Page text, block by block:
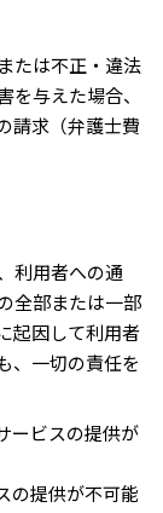
たは不正・違法
与えた場合、
請求（弁護士費
利用者への通
全部または一部
起因して利用者
、一切の責任を
ービスの提供が
の提供が不可能